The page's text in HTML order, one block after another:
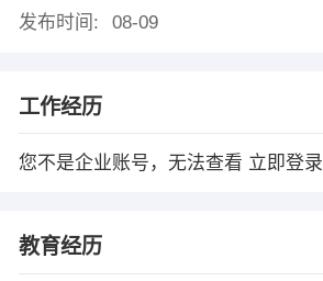
发布时间:
08-09
工作经历
您不是企业账号，无法查看 立即登录
教育经历